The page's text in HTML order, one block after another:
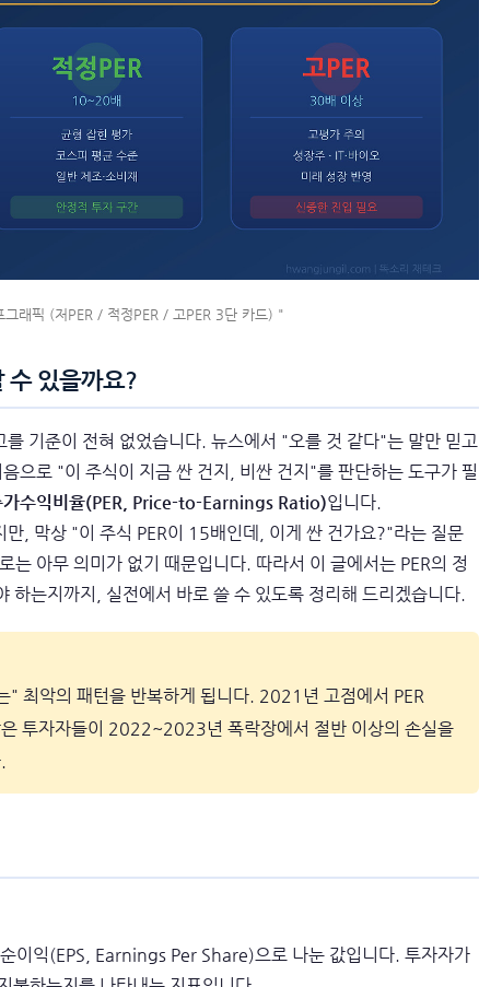
그래픽 (저PER / 적정PER / 고PER 3단 카드) "
수 있을까요?
기준이 전혀 없었습니다. 뉴스에서 "오를 것 같다"는 말만 믿고
으로 "이 주식이 지금 싼 건지, 비싼 건지"를 판단하는 도구가 필
가수익비율(PER, Price-to-Earnings Ratio)입니다.
만, 막상 "이 주식 PER이 15배인데, 이게 싼 건가요?"라는 질문
는 아무 의미가 없기 때문입니다. 따라서 이 글에서는 PER의 정
하는지까지, 실전에서 바로 쓸 수 있도록 정리해 드리겠습니다.
" 최악의 패턴을 반복하게 됩니다. 2021년 고점에서 PER
투자자들이 2022~2023년 폭락장에서 절반 이상의 손실을
이익(EPS, Earnings Per Share)으로 나눈 값입니다. 투자자가